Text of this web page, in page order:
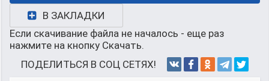
В ЗАКЛАДКИ
Если скачивание файла не началось - еще раз
нажмите на кнопку Скачать.
ПОДЕЛИТЬСЯ В СОЦ СЕТЯХ!